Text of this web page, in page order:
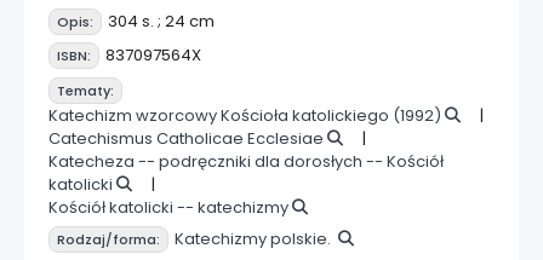
Opis: 304 s. ; 24 cm
ISBN: 837097564X
Tematy:
Katechizm wzorcowy Kościoła katolickiego (1992)
Catechismus Catholicae Ecclesiae
Katecheza -- podręczniki dla dorosłych -- Kościół
katolicki
Kościół katolicki -- katechizmy
Rodzaj/forma: Katechizmy polskie.